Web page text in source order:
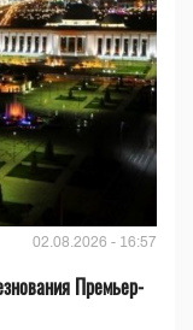
02.08.2026 - 16:57
Премьер-